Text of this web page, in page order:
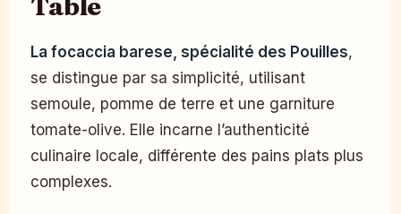
La focaccia barese, spécialité des Pouilles,
se distingue par sa simplicité, utilisant
semoule, pomme de terre et une garniture
tomate-olive. Elle incarne l’authenticité
culinaire locale, différente des pains plats plus
complexes.